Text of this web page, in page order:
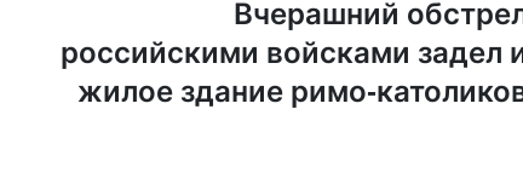
Вчерашний
российскими войсками задел
жилое здание римо-